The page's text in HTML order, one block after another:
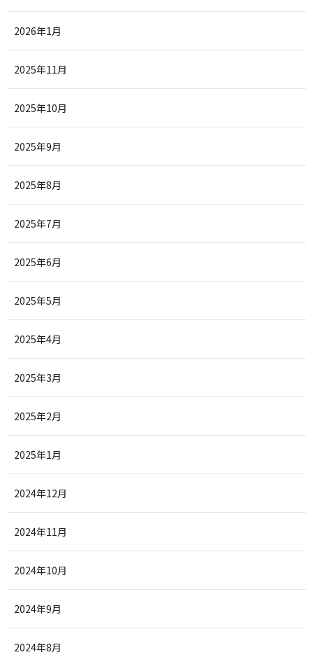
2026年1月
2025年11月
2025年10月
2025年9月
2025年8月
2025年7月
2025年6月
2025年5月
2025年4月
2025年3月
2025年2月
2025年1月
2024年12月
2024年11月
2024年10月
2024年9月
2024年8月